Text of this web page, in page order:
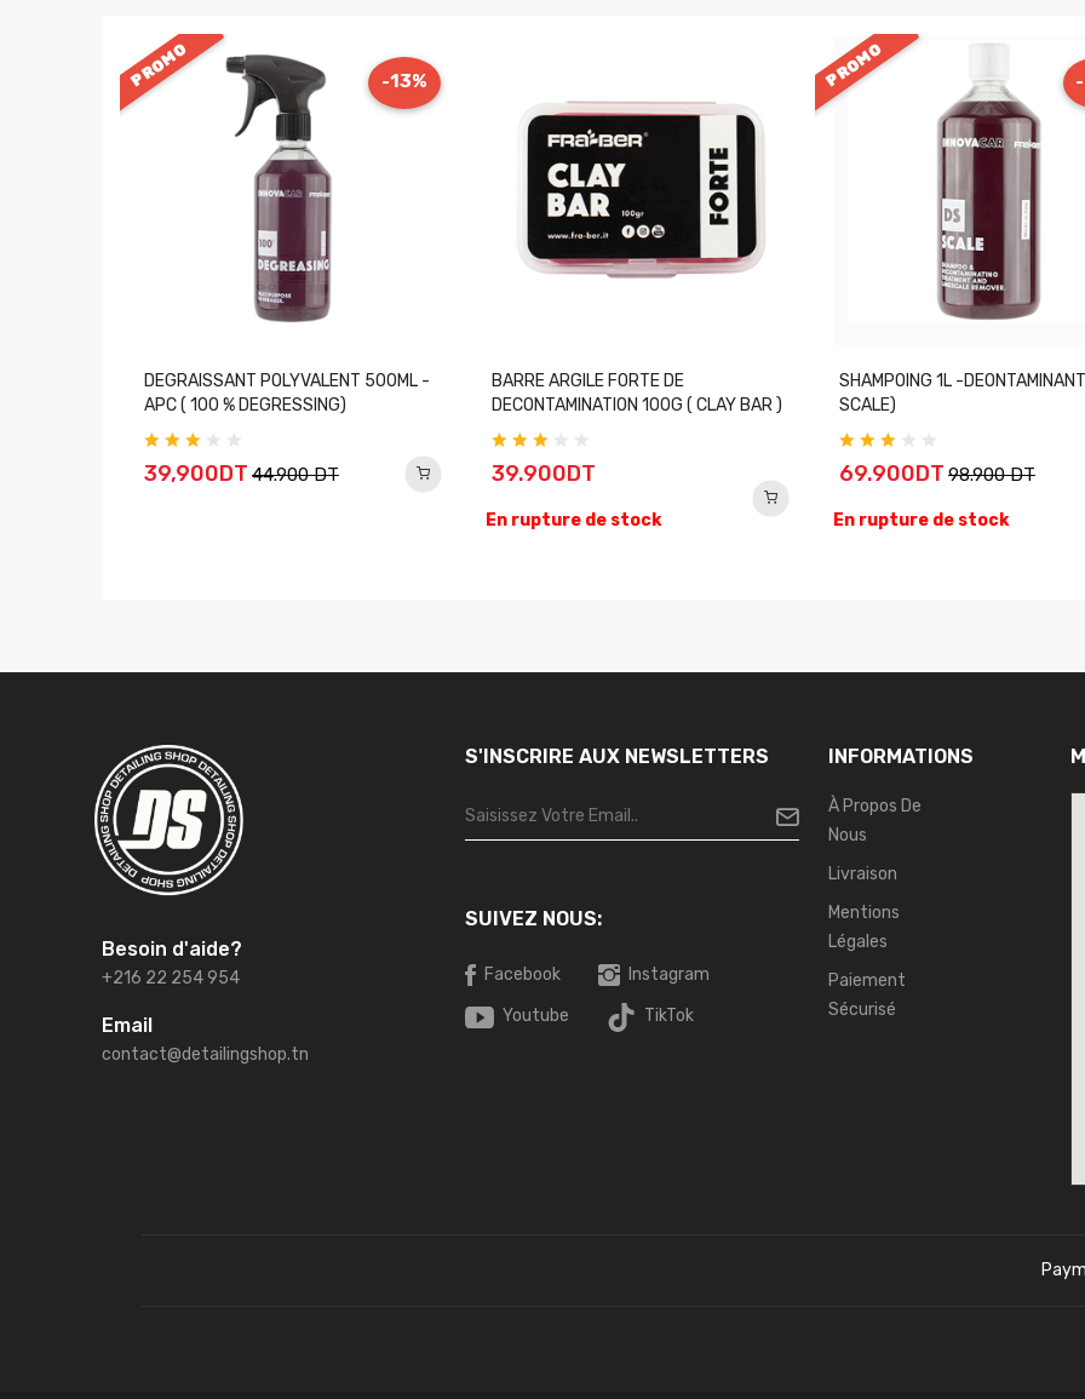
PROMO -13%
DEGRAISSANT POLYVALENT 500ML -
APC ( 100 % DEGRESSING)
39,900DT 44.900 DT
BARRE ARGILE FORTE DE
DECONTAMINATION 100G ( CLAY BAR )
39.900DT
En rupture de stock
PROMO
SHAMPOING 1L -
SCALE)
69.900DT 98.900 DT
En rupture de stock
Besoin d'aide?
+216 22 254 954
Email
contact@detailingshop.tn
S'INSCRIRE AUX NEWSLETTERS
SUIVEZ NOUS:
Facebook Instagram
Youtube TikTok
INFORMATIONS
À Propos De
Nous
Livraison
Mentions
Légales
Paiement
Sécurisé